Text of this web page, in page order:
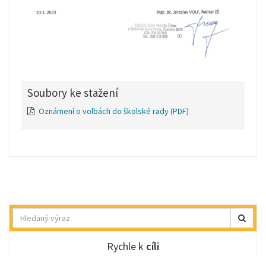
Soubory ke stažení
Oznámení o volbách do školské rady(PDF)
Hledat
Rychle k cíli